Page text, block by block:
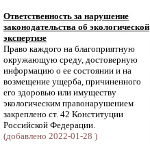
Ответственность за нарушение
законодательства об экологической
экспертизе
Право каждого на благоприятную
окружающую среду, достоверную
информацию о ее состоянии и на
возмещение ущерба, причиненного
его здоровью или имуществу
экологическим правонарушением
закреплено ст. 42 Конституции
Российской Федерации.
(добавлено 2022-01-28 )